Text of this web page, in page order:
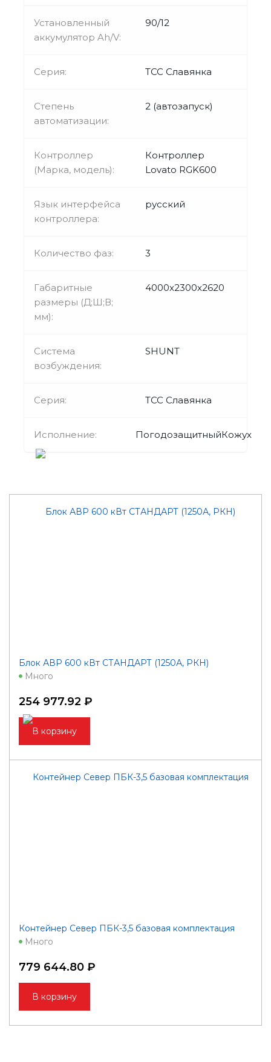
Установленный
аккумулятор Ah/V:
90/12
Серия: ТСС Славянка
Степень
автоматизации:
2 (автозапуск)
Контроллер
(Марка, модель):
Контроллер
Lovato RGK600
Язык интерфейса
контроллера:
русский
Количество фаз: 3
Габаритные
размеры (Д;Ш;В;
мм):
4000x2300x2620
Система
возбуждения:
SHUNT
Серия: ТСС Славянка
Исполнение: ПогодозащитныйКожух
Блок АВР 600 кВт СТАНДАРТ (1250А, РКН)
Много
254 977.92 ₽
В корзину
Контейнер Север ПБК-3,5 базовая комплектация
Много
779 644.80 ₽
В корзину